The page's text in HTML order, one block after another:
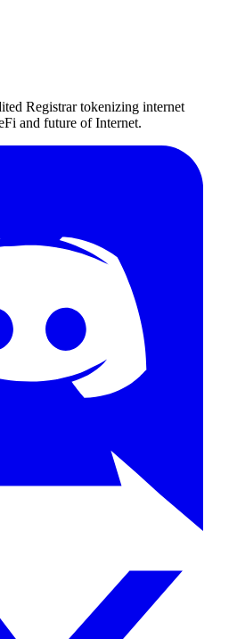
Registrar tokenizing internet
and future of Internet.